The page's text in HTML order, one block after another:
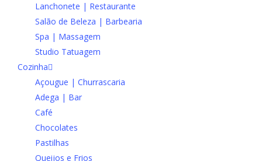
Lanchonete | Restaurante
Salão de Beleza | Barbearia
Spa | Massagem
Studio Tatuagem
Cozinha
Açougue | Churrascaria
Adega | Bar
Café
Chocolates
Pastilhas
Queijos e Frios